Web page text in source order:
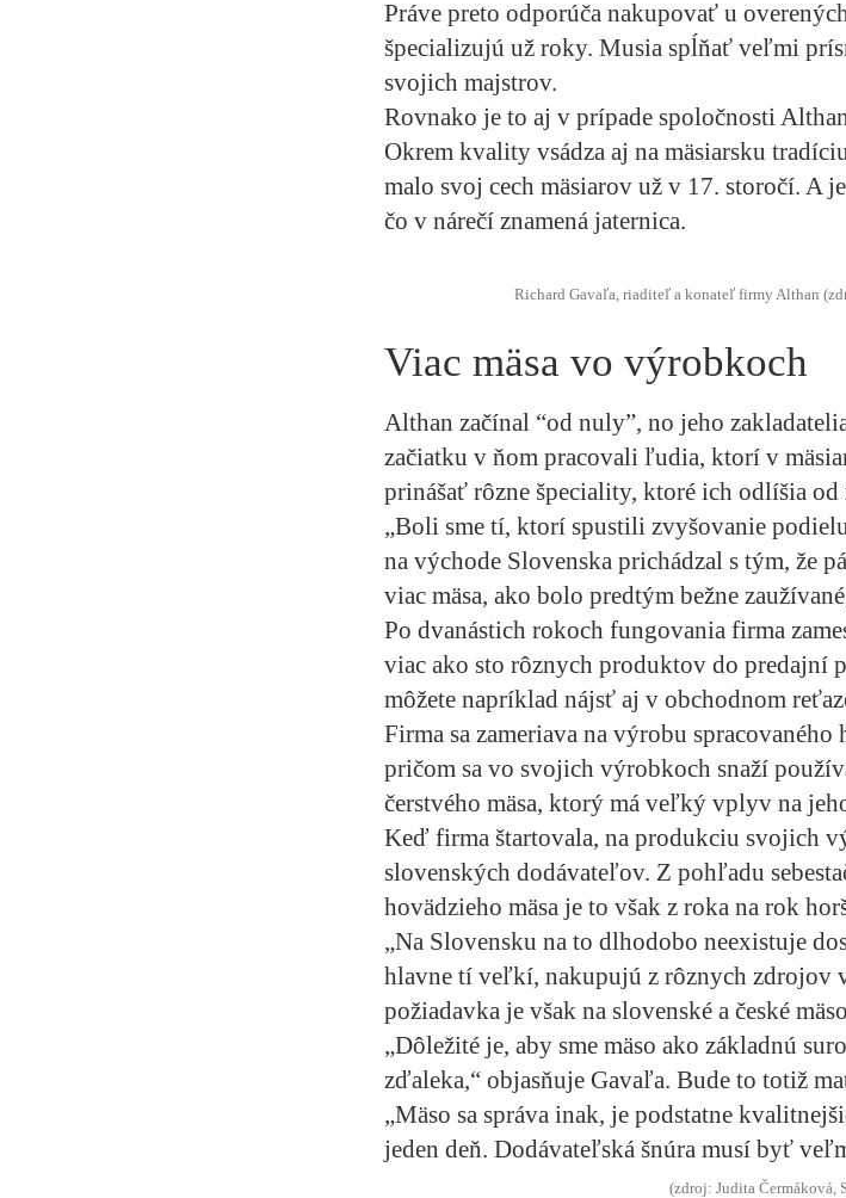
Práve preto odporúča nakupovať u
špecializujú už roky. Musia spĺňať veľmi
svojich majstrov.
Rovnako je to aj v prípade spoločnosti
Okrem kvality vsádza aj na mäsiarsku
malo svoj cech mäsiarov už v 17. storočí. A
čo v nárečí znamená jaternica.
Richard Gavaľa, riaditeľ a konateľ firmy Althan
Viac mäsa vo výrobkoch
Althan začínal “od nuly”, no jeho
začiatku v ňom pracovali ľudia, ktorí v
prinášať rôzne špeciality, ktoré ich odlíšia
„Boli sme tí, ktorí spustili zvyšovanie
na východe Slovenska prichádzal s tým, že
viac mäsa, ako bolo predtým bežne
Po dvanástich rokoch fungovania firma
viac ako sto rôznych produktov do predajní
môžete napríklad nájsť aj v obchodnom
Firma sa zameriava na výrobu spracovaného
pričom sa vo svojich výrobkoch snaží
čerstvého mäsa, ktorý má veľký vplyv na
Keď firma štartovala, na produkciu svojich
slovenských dodávateľov. Z pohľadu
hovädzieho mäsa je to však z roka na rok
„Na Slovensku na to dlhodobo neexistuje
hlavne tí veľkí, nakupujú z rôznych zdrojov
požiadavka je však na slovenské a české
„Dôležité je, aby sme mäso ako základnú
zďaleka,“ objasňuje Gavaľa. Bude to totiž
„Mäso sa správa inak, je podstatne
jeden deň. Dodávateľská šnúra musí byť
(zdroj: Judita Čermáková,